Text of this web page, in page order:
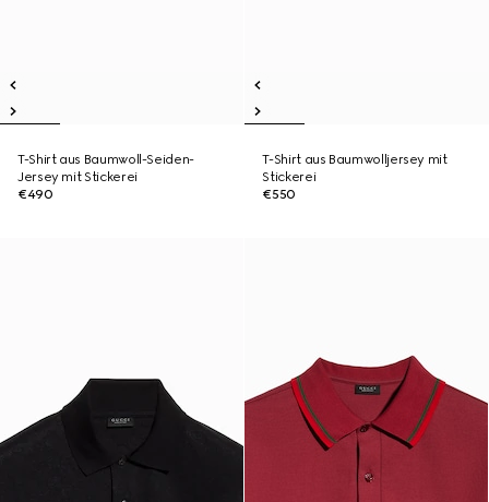
T-Shirt aus Baumwoll-Seiden-
Jersey mit Stickerei
€490
T-Shirt aus Baumwolljersey mit
Stickerei
€550